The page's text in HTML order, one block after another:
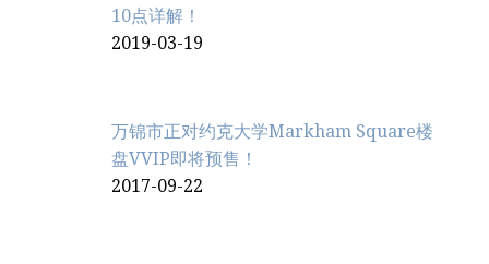
10点详解！
2019-03-19
万锦市正对约克大学Markham Square楼
盘VVIP即将预售！
2017-09-22